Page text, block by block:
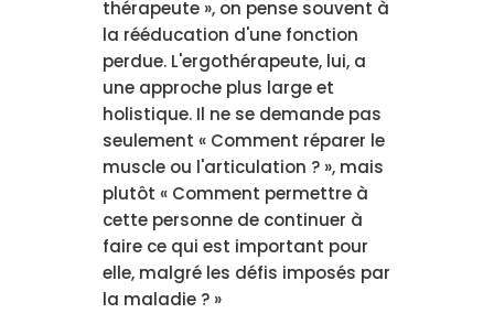
thérapeute », on pense souvent à
la rééducation d'une fonction
perdue. L'ergothérapeute, lui, a
une approche plus large et
holistique. Il ne se demande pas
seulement « Comment réparer le
muscle ou l'articulation ? », mais
plutôt « Comment permettre à
cette personne de continuer à
faire ce qui est important pour
elle, malgré les défis imposés par
la maladie ? »